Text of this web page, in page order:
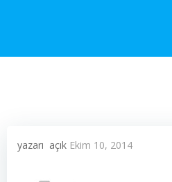
yazarı açık Ekim 10, 2014